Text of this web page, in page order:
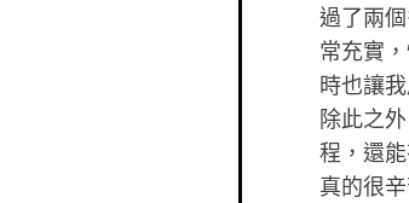
過了兩
常充實
時也讓
除此之
程，還
真的很